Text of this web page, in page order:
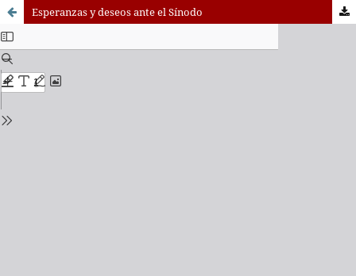
Esperanzas y deseos ante el Sínodo